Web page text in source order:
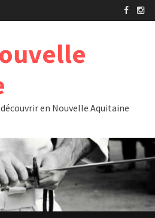
en Nouvelle Aquitaine